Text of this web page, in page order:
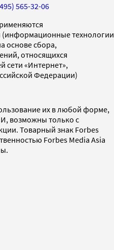
565-32-06
(информационные технологии
основе сбора,
относящихся
сети «Интернет»,
Федерации)
их в любой форме,
возможны только с
Товарный знак Forbes
Forbes Media Asia